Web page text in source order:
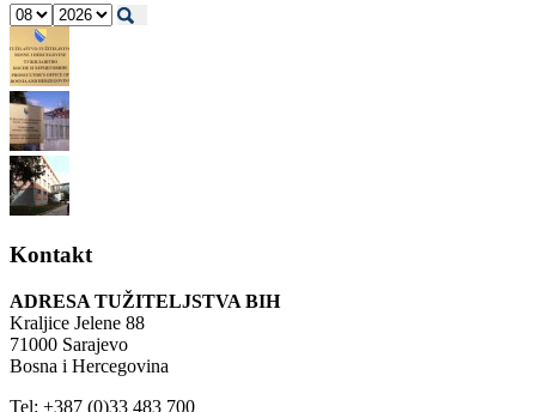
Kontakt
ADRESA TUŽITELJSTVA BIH
Kraljice Jelene 88
71000 Sarajevo
Bosna i Hercegovina
Tel: +387 (0)33 483 700